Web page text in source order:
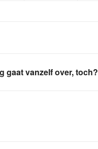
gaat vanzelf over, toch?